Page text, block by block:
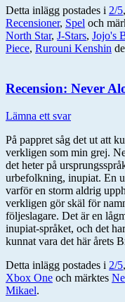
Detta inlägg postades i 2/5,
Recensioner, Spel och
North Star, J-Stars, Jojo's
Piece, Rurouni Kenshin
Recension: Never
Lämna ett svar
På pappret såg det ut att
verkligen som min grej.
det heter på
urbefolkning, inupiat. En
varför en storm aldrig
verkligen gör skäl för
följeslagare. Det är en
inupiat-språket, och det
kunnat vara det här årets
Detta inlägg postades i 2/5,
Xbox One och märktes
Mikael.